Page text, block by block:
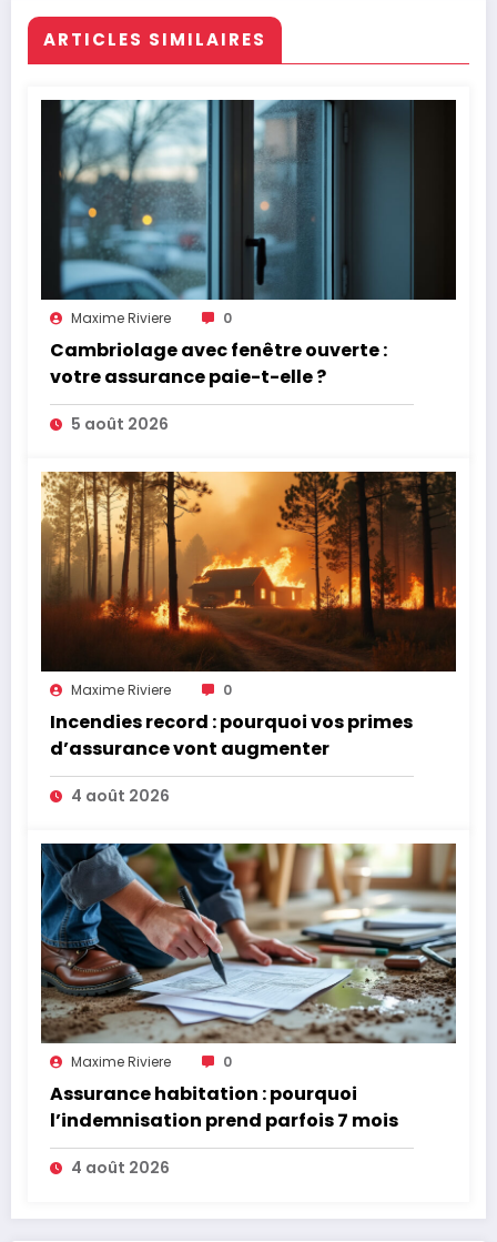
ARTICLES SIMILAIRES
Maxime Riviere 0
Cambriolage avec fenêtre ouverte :
votre assurance paie-t-elle ?
5 août 2026
Maxime Riviere 0
Incendies record : pourquoi vos primes
d’assurance vont augmenter
4 août 2026
Maxime Riviere 0
Assurance habitation : pourquoi
l’indemnisation prend parfois 7 mois
4 août 2026